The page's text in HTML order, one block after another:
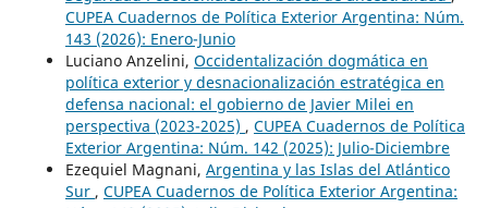
CUPEA Cuadernos de Política Exterior Argentina: Núm.
143 (2026): Enero-Junio
Luciano Anzelini, Occidentalización dogmática en
política exterior y desnacionalización estratégica en
defensa nacional: el gobierno de Javier Milei en
perspectiva (2023-2025) , CUPEA Cuadernos de Política
Exterior Argentina: Núm. 142 (2025): Julio-Diciembre
Ezequiel Magnani, Argentina y las Islas del Atlántico
Sur , CUPEA Cuadernos de Política Exterior Argentina: